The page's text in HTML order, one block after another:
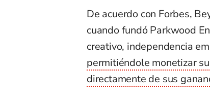
De acuerdo con Forbes,
cuando fundó Parkwood
creativo, independencia
permitiéndole monetizar
directamente de sus